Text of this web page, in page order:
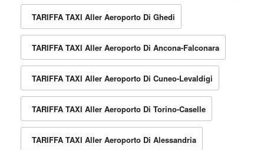
TARIFFA TAXI Aller Aeroporto Di Ghedi
TARIFFA TAXI Aller Aeroporto Di Ancona-Falconara
TARIFFA TAXI Aller Aeroporto Di Cuneo-Levaldigi
TARIFFA TAXI Aller Aeroporto Di Torino-Caselle
TARIFFA TAXI Aller Aeroporto Di Alessandria